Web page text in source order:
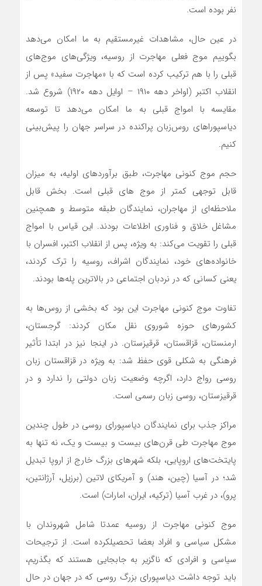
نفر بوده است.
در عین حال، مشاهدات غیرمستقیم به ما امکان می‌دهد
بگوییم موج فعلی مهاجرت از روسیه، ویژگی‌های موج‌های
قبلی را با هم ترکیب کرده است که با «مهاجرت سفید» پس از
انقلاب اکتبر (اواخر دهه ۱۹۱۰ – اوایل دهه ۱۹۲۰) شروع شد.
مقایسه با امواج قبلی به ما امکان می‌دهد تا توسعه
دیاسپوراهای روس‌زبان پراکنده در سراسر جهان را پیش‌بینی
کنیم.
حجم موج کنونی مهاجرت، طبق برآوردهای اولیه، به میزان
قابل توجهی کمتر از موج های قبلی است. بخش قابل
ملاحظه‌ای از مهاجران، نمایندگان طبقه متوسط ​​و همچنین
مشاغل خلاق و فناوری اطلاعات بودند. این قیاس با امواج
قبلی را تقویت می‌کند: به ویژه، پس از انقلاب اکتبر، افسران با
خانواده‌های خود، نمایندگان اشراف، روسیه را ترک کردند،
یعنی کسانی که در نردبان اجتماعی در بالاترین پله‌ها بودند.
تفاوت موج کنونی مهاجرت این بود که بخشی از روس‌ها به
کشورهای حوزه شوروی نقل مکان کردند: گرجستان،
ارمنستان، قزاقستان، قرقیزستان. در اینجا نیز در ابتدا تأثیر
فرهنگی به شکلی قوی حفظ شد: به ویژه در قزاقستان زبان
روسی رواج دارد، اگرچه وضعیت زبان دولتی را ندارد و در
قرقیزستان، روسی زبان رسمی است.
مراکز جذب برای نمایندگان دیاسپورای روسی در طول چندین
موج مهاجرت طی قرن‌های بیست و بیست و یک، نه تنها به
پایتخت‌های اروپایی، بلکه شهرهای بزرگ خارج از اروپا تبدیل
شد؛ در آسیا (چین، هند) و آمریکای لاتین (برزیل، آرژانتین،
پرو)، در غرب آسیا (ترکیه، ایران، امارات) است.
موج کنونی مهاجرت از روسیه عمدتا شامل شهروندان با
مشکل سیاسی و افراد بعضا تحصیلکرده است. از ترجیحات
سیاسی و افرادی که ناگزیر به جابجایی هستند که بگذریم،
باید توجه داشت دیاسپورای بزرگ روسی که در جهان در حال